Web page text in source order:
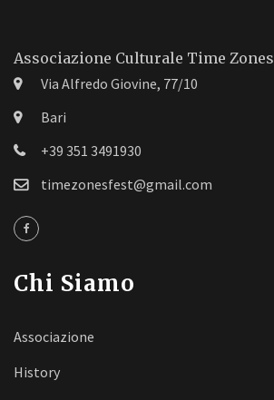
Associazione Culturale Time Zones
Via Alfredo Giovine, 77/10
Bari
+39 351 3491930
timezonesfest@gmail.com
Chi Siamo
Associazione
History